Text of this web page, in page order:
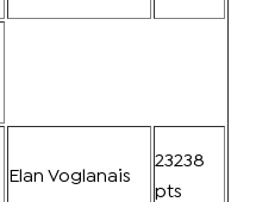
Elan Voglanais
23238
pts